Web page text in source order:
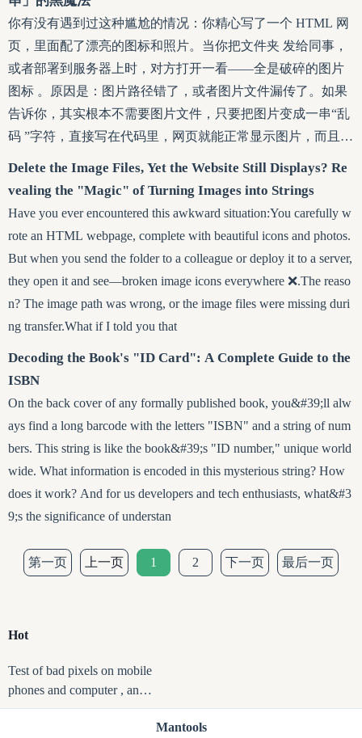
675800 并不是随机生成的代码，而是对应着某个精确到秒的
时刻。之所以选择1970年，是因为早期Unix系统诞生于20世
纪60年代末，开发者将1970年定为“时间元年”。这一简
你有没有遇到过这种尴尬的情况：你精心写了一个 HTML 网
页，里面配了漂亮的图标和照片。当你把文件夹 发给同事，
或者部署到服务器上时，对方打开一看——全是破碎的图片
图标 。原因是：图片路径错了，或者图片文件漏传了。如果
告诉你，其实根本不需要图片文件，只要把图片变成一串“乱
码 ”字符，直接写在代码里，网页就能正常显示图片，而且一
Delete the Image Files, Yet the Website Still Displays? Re
vealing the "Magic" of Turning Images into Strings
Have you ever encountered this awkward situation:You carefully w
rote an HTML webpage, complete with beautiful icons and photos.
But when you send the folder to a colleague or deploy it to a server,
they open it and see—broken image icons everywhere ❌.The reaso
n? The image path was wrong, or the image files were missing duri
ng transfer.What if I told you that
Decoding the Book's "ID Card": A Complete Guide to the
ISBN
On the back cover of any formally published book, you&#39;ll alw
ays find a long barcode with the letters "ISBN" and a string of num
bers. This string is like the book&#39;s "ID number," unique world
wide. What information is encoded in this mysterious string? How
does it work? And for us developers and tech enthusiasts, what&#3
9;s the significance of understan
第一页 上一页 1 2 下一页 最后一页
Hot
Test of bad pixels on mobile
phones and computer , and i
maging principles of screens
Mantools